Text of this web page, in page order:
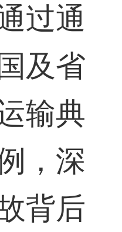
过通
及省
输典
，深
背后